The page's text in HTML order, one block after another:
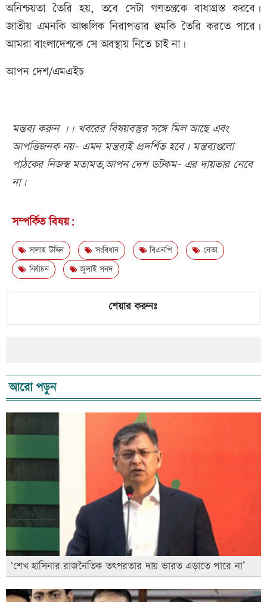
অনিশ্চয়তা তৈরি হয়, তবে সেটা গণতন্ত্রকে বাধাগ্রস্ত করবে।
জাতীয় এমনকি আঞ্চলিক নিরাপত্তার হুমকি তৈরি করতে পারে।
আমরা বাংলাদেশকে সে অবস্থায় নিতে চাই না।
আপন দেশ/এমএইচ
মন্তব্য করুন ।। খবরের বিষয়বস্তুর সঙ্গে মিল আছে এবং
আপত্তিজনক নয়- এমন মন্তব্যই প্রদর্শিত হবে। মন্তব্যগুলো
পাঠকের নিজস্ব মতামত,আপন দেশ ডটকম- এর দায়ভার নেবে
না।
সম্পর্কিত বিষয়:
সালাহ উদ্দিন সংবিধান বিএনপি
নেতা
নির্বাচন
জুলাই সনদ
শেয়ার করুনঃ
আরো পড়ুন
‘শেখ হাসিনার রাজনৈতিক তৎপরতার দায় ভারত এড়াতে পারে না’